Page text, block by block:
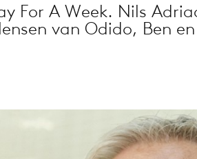
Media
For A Week. Nils
van Odido, Ben